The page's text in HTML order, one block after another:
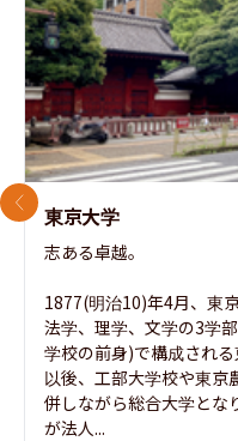
東京大学
志ある卓越。
1877(明治10)年4月、東
法学、理学、文学の3学
学校の前身)で構成される
以後、工部大学校や東京
併しながら総合大学とな
が法人...
前のスライド